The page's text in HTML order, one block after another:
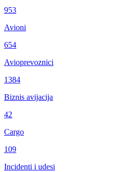
953
Avioni
654
Avioprevoznici
1384
Biznis avijacija
42
Cargo
109
Incidenti i udesi